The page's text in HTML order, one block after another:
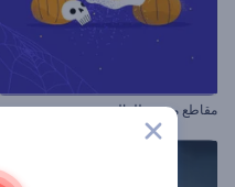
مقاطع مخيفة للهالوين